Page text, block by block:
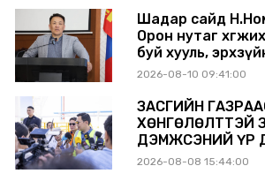
хангамжийг
үүрэг өгөв
Шадар сайд
Орон нутаг
буй хууль,
шинэчилнэ
2026-08-10 09:41:00
ЗАСГИЙН
ХӨНГӨЛӨЛТТЭЙ ЗЭЭЛЭЭР
ДЭМЖСЭНИЙ ҮР
ШАТАХУУН
2026-08-08 15:44:00